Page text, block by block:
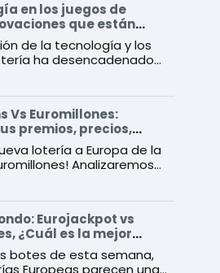
en los juegos de
que están
el sector
de la tecnología y los
ha desencadenado
revoluc ...
Vs Euromillones:
premios, precios,
y más
lotería a Europa de la
Analizaremos
...
Eurojackpot vs
¿Cuál es la mejor
ganar?
botes de esta semana,
Europeas parecen una